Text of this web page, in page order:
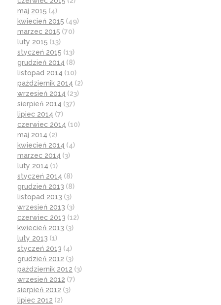
maj 2015 (4)
kwiecień 2015 (49)
marzec 2015 (70)
luty 2015 (13)
styczeń 2015 (13)
grudzień 2014 (8)
listopad 2014 (10)
październik 2014 (2)
wrzesień 2014 (23)
sierpień 2014 (37)
lipiec 2014 (7)
czerwiec 2014 (10)
maj 2014 (2)
kwiecień 2014 (4)
marzec 2014 (3)
luty 2014 (1)
styczeń 2014 (8)
grudzień 2013 (8)
listopad 2013 (3)
wrzesień 2013 (3)
czerwiec 2013 (12)
kwiecień 2013 (3)
luty 2013 (1)
styczeń 2013 (4)
grudzień 2012 (3)
październik 2012 (3)
wrzesień 2012 (7)
sierpień 2012 (3)
lipiec 2012 (2)